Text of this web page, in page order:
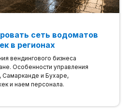
сеть водоматов
в регионах
вендингового бизнеса
Особенности управления
Самарканде и Бухаре,
и наем персонала.